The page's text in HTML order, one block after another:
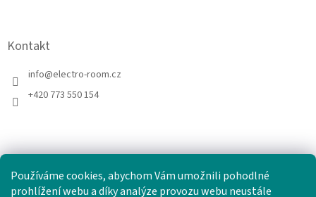
Používáme cookies, abychom Vám umožnili pohodlné
prohlížení webu a díky analýze provozu webu neustále
Kontakt
info@electro-room.cz
+420 773 550 154